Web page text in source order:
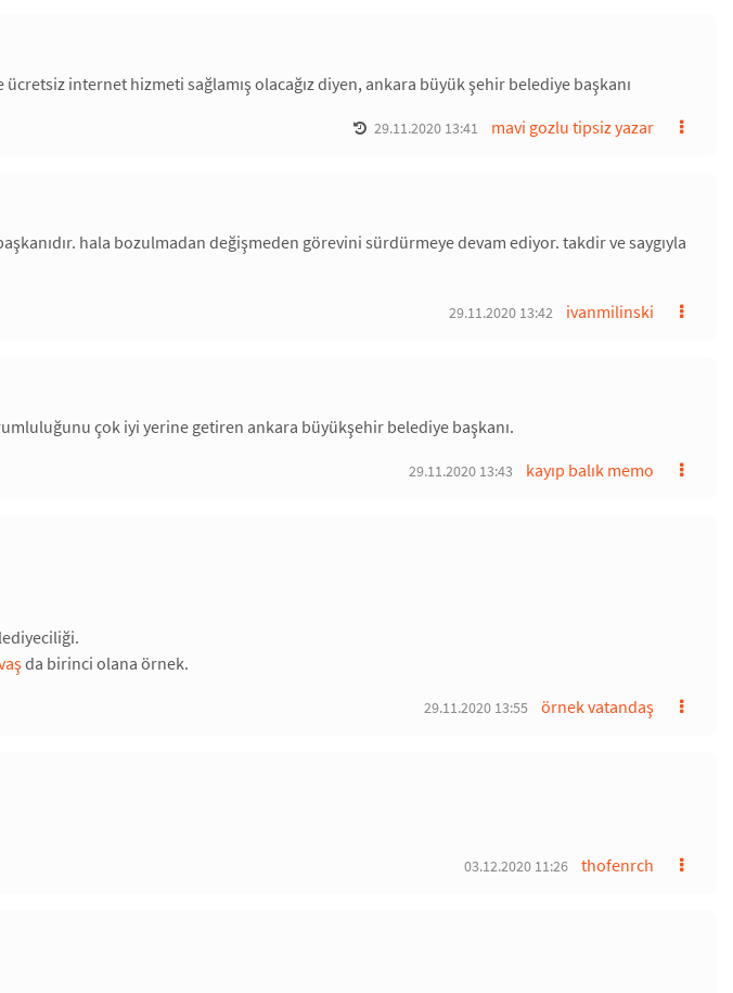
internet hizmeti sağlamış olacağız diyen, ankara büyük şehir belediye başkanı
mavi gozlu tipsiz yazar
29.11.2020 13:41
hala bozulmadan değişmeden görevini sürdürmeye devam ediyor. takdir ve saygıyla
ivanmilinski
29.11.2020 13:42
çok iyi yerine getiren ankara büyükşehir belediye başkanı.
kayıp balık memo
29.11.2020 13:43
da birinci olana örnek.
örnek vatandaş
29.11.2020 13:55
thofenrch
03.12.2020 11:26